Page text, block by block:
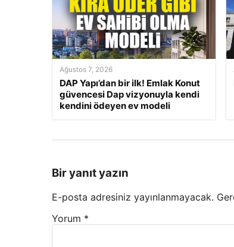
Ağustos 7, 2026
DAP Yapı’dan bir ilk! Emlak Konut
güvencesi Dap vizyonuyla kendi
kendini ödeyen ev modeli
Bir yanıt yazın
E-posta adresiniz yayınlanmayacak.
Yorum *